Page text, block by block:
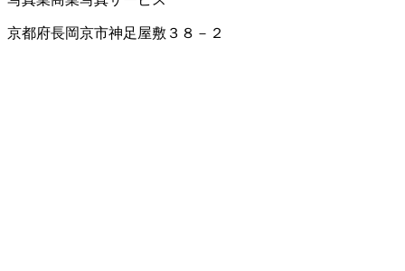
京都府長岡京市神足屋敷３８－２